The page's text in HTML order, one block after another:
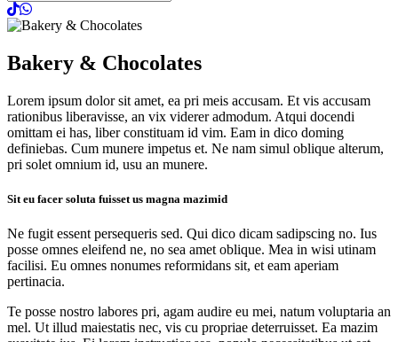
Bakery & Chocolates
Lorem ipsum dolor sit amet, ea pri meis accusam. Et vis accusam
rationibus liberavisse, an vix viderer admodum. Atqui docendi
omittam ei has, liber constituam id vim. Eam in dico doming
definiebas. Cum munere impetus et. Ne nam simul oblique alterum,
pri solet omnium id, usu an munere.
Sit eu facer soluta fuisset us magna mazimid
Ne fugit essent persequeris sed. Qui dico dicam sadipscing no. Ius
posse omnes eleifend ne, no sea amet oblique. Mea in wisi utinam
facilisi. Eu omnes nonumes reformidans sit, et eam aperiam
pertinacia.
Te posse nostro labores pri, agam audire eu mei, natum voluptaria an
mel. Ut illud maiestatis nec, vis cu propriae deterruisset. Ea mazim